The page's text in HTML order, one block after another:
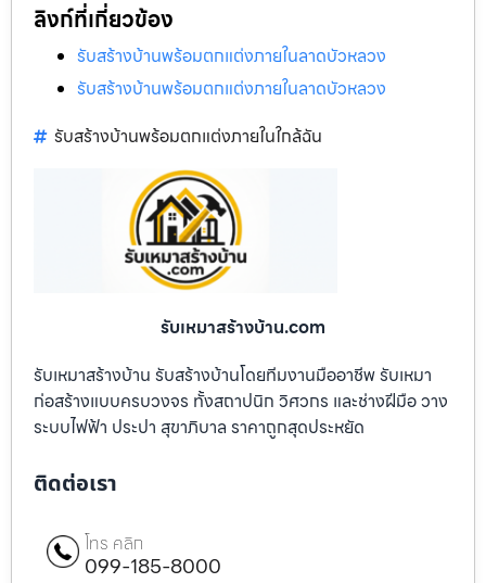
ลิงก์ที่เกี่ยวข้อง
รับสร้างบ้านพร้อมตกแต่งภายในลาดบัวหลวง
รับสร้างบ้านพร้อมตกแต่งภายในลาดบัวหลวง
รับสร้างบ้านพร้อมตกแต่งภายในใกล้ฉัน
รับเหมาสร้างบ้าน.com
รับเหมาสร้างบ้าน รับสร้างบ้านโดยทีมงานมืออาชีพ รับเหมา
ก่อสร้างแบบครบวงจร ทั้งสถาปนิก วิศวกร และช่างฝีมือ วาง
ระบบไฟฟ้า ประปา สุขาภิบาล ราคาถูกสุดประหยัด
ติดต่อเรา
โทร คลิก
099-185-8000